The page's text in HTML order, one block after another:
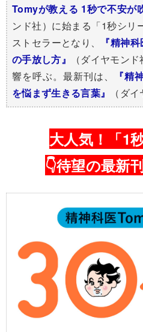
Tomyが教える 1秒で不安が
ンド社）に始まる「1秒シリ
ストセラーとなり、
『精神
の手放し方』
（ダイヤモン
響を呼ぶ。最新刊は、
『精
を悩まず生きる言葉』
（ダ
大人気！「1
👇待望の最新